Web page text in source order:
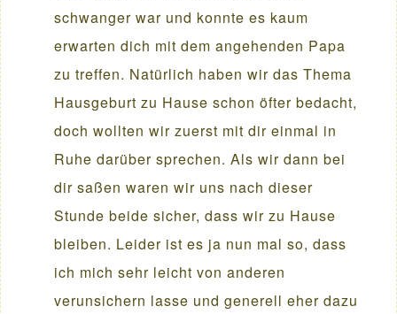
schwanger war und konnte es kaum
erwarten dich mit dem angehenden Papa
zu treffen. Natürlich haben wir das Thema
Hausgeburt zu Hause schon öfter bedacht,
doch wollten wir zuerst mit dir einmal in
Ruhe darüber sprechen. Als wir dann bei
dir saßen waren wir uns nach dieser
Stunde beide sicher, dass wir zu Hause
bleiben. Leider ist es ja nun mal so, dass
ich mich sehr leicht von anderen
verunsichern lasse und generell eher dazu